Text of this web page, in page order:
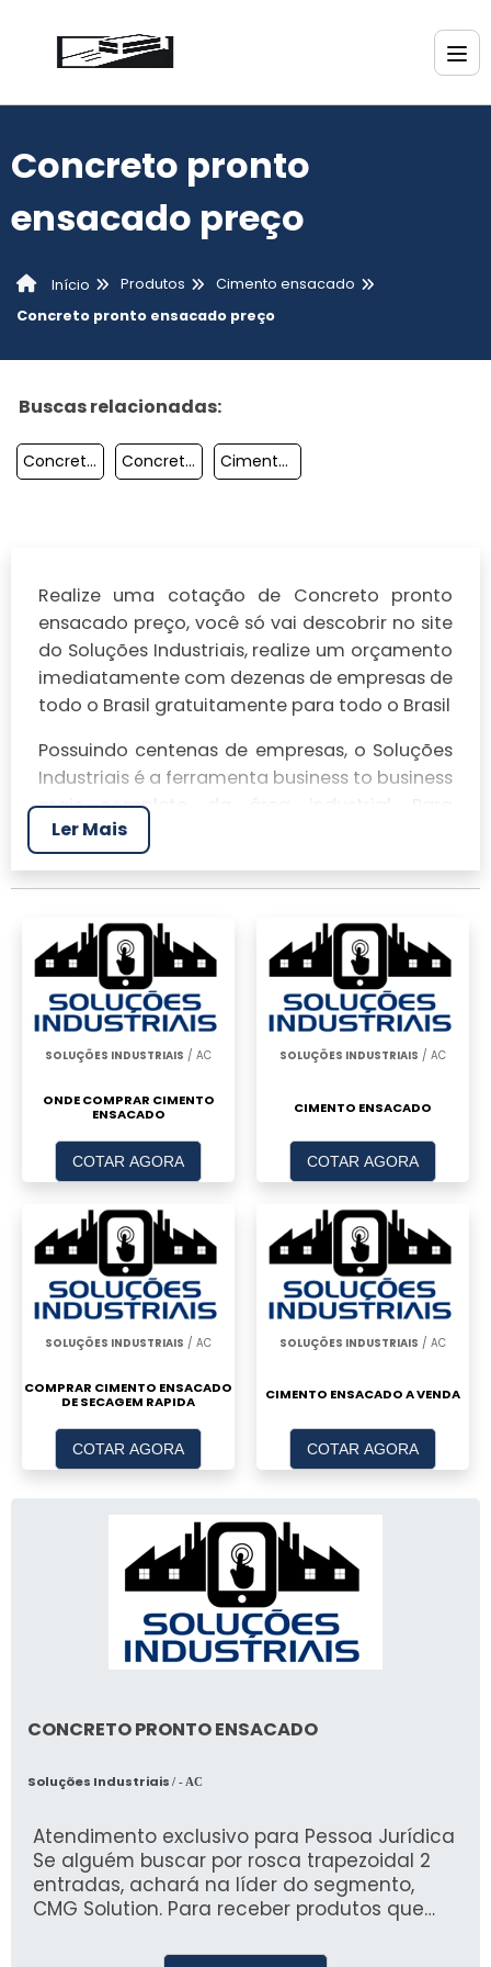
Concreto pronto
ensacado preço
Início Produtos
Cimento ensacado
Concreto pronto ensacado preço
Buscas relacionadas:
Concreto Pronto Ensacado Concreto Ensacado Curitiba Cimento Ensacado
Realize uma cotação de Concreto pronto
ensacado preço, você só vai descobrir no site
do Soluções Industriais, realize um orçamento
imediatamente com dezenas de empresas de
todo o Brasil gratuitamente para todo o Brasil
Possuindo centenas de empresas, o Soluções
Industriais é a ferramenta business to business
mais completo da área industrial. Para
realizar um orçamento de Concreto pronto
ensacado preço, clique em um ou mais dos
anuciantes a seguir:
Ler Mais
SOLUÇÕES INDUSTRIAIS / AC
ONDE COMPRAR CIMENTO
ENSACADO
COTAR AGORA
SOLUÇÕES INDUSTRIAIS / AC
CIMENTO ENSACADO
COTAR AGORA
SOLUÇÕES INDUSTRIAIS / AC
COMPRAR CIMENTO ENSACADO
DE SECAGEM RAPIDA
COTAR AGORA
SOLUÇÕES INDUSTRIAIS / AC
CIMENTO ENSACADO A VENDA
COTAR AGORA
CONCRETO PRONTO ENSACADO
Soluções Industriais / - AC
Atendimento exclusivo para Pessoa Jurídica
Se alguém buscar por rosca trapezoidal 2
entradas, achará na líder do segmento,
CMG Solution. Para receber produtos que
deve escolher uma organização que se